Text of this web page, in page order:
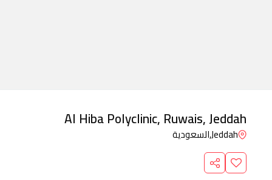
Al Hiba Polyclinic, Ruwais, Jeddah
Jeddah,السعودية